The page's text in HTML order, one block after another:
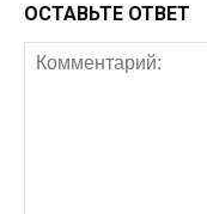
ОСТАВЬТЕ ОТВЕТ